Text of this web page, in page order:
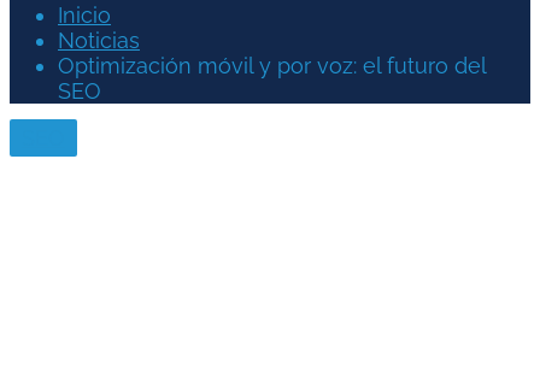
Inicio
Noticias
Optimización móvil y por voz: el futuro del
SEO